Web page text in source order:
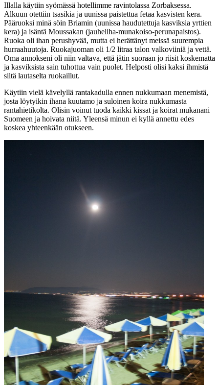
Illalla käytiin syömässä hotellimme ravintolassa Zorbaksessa.
Alkuun otettiin tsasikia ja uunissa paistettua fetaa kasvisten kera.
Pääruoksi minä söin Briamin (uunissa haudutettuja kasviksia yrttien
kera) ja isäntä Moussakan (jauheliha-munakoiso-perunapaistos).
Ruoka oli ihan perushyvää, mutta ei herättänyt meissä suurempia
hurraahuutoja. Ruokajuoman oli 1/2 litraa talon valkoviiniä ja vettä.
Oma annokseni oli niin valtava, että jätin suoraan jo riisit koskematta
ja kasviksista sain tuhottua vain puolet. Helposti olisi kaksi ihmistä
siltä lautaselta ruokaillut.
Käytiin vielä kävelyllä rantakadulla ennen nukkumaan menemistä,
josta löytyikin ihana kuutamo ja suloinen koira nukkumasta
rantahietikolta. Olisin voinut tuoda kaikki kissat ja koirat mukanani
Suomeen ja hoivata niitä. Yleensä minun ei kyllä annettu edes
koskea yhteenkään otukseen.